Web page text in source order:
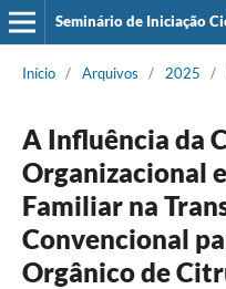
Início / Arquivos / 2025 /
A Influência da
Organizacional
Familiar na
Convencional
Orgânico de